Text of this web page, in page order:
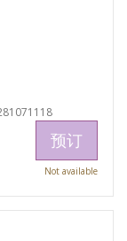
预订
Not available